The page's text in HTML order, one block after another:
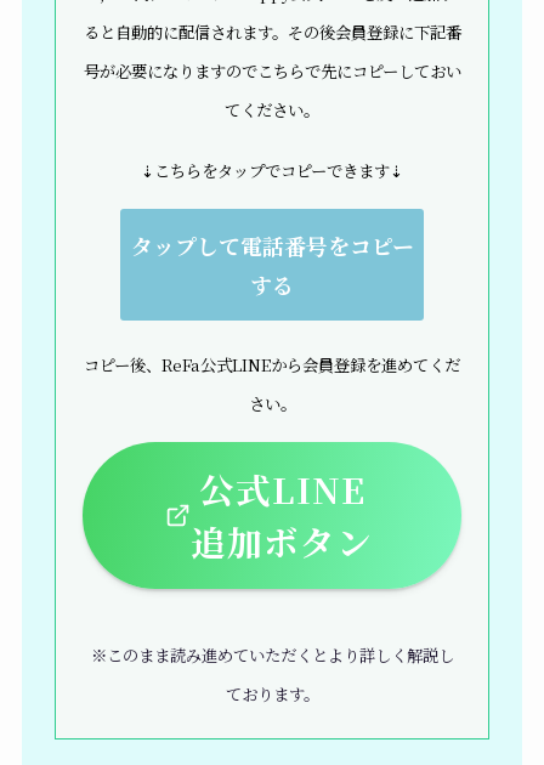
ると自動的に配信されます。その後会員登録に下記番
号が必要になりますのでこちらで先にコピーしておい
てください。
⇣こちらをタップでコピーできます⇣
タップして電話番号をコピー
する
コピー後、ReFa公式LINEから会員登録を進めてくだ
さい。
公式LINE
追加ボタン
※このまま読み進めていただくとより詳しく解説し
ております。